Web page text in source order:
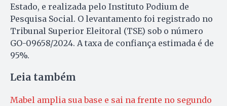
Estado, e realizada pelo Instituto Podium de
Pesquisa Social. O levantamento foi registrado no
Tribunal Superior Eleitoral (TSE) sob o número
GO-09658/2024. A taxa de confiança estimada é de
95%.
Leia também
Mabel amplia sua base e sai na frente no segundo